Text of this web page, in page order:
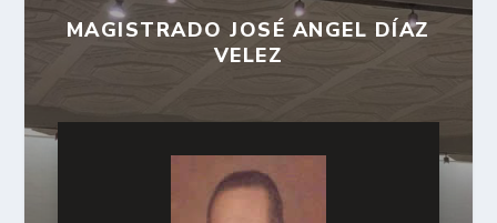
MAGISTRADO JOSÉ ANGEL DÍAZ
VELEZ